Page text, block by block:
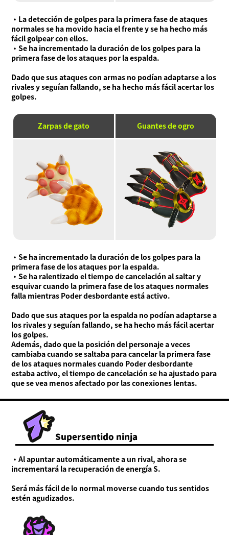
・La detección de golpes para la primera fase de ataques
normales se ha movido hacia el frente y se ha hecho más
fácil golpear con ellos.
・Se ha incrementado la duración de los golpes para la
primera fase de los ataques por la espalda.
Dado que sus ataques con armas no podían adaptarse a los
rivales y seguían fallando, se ha hecho más fácil acertar los
golpes.
Zarpas de gato Guantes de ogro
・Se ha incrementado la duración de los golpes para la
primera fase de los ataques por la espalda.
・Se ha ralentizado el tiempo de cancelación al saltar y
esquivar cuando la primera fase de los ataques normales
falla mientras Poder desbordante está activo.
Dado que sus ataques por la espalda no podían adaptarse a
los rivales y seguían fallando, se ha hecho más fácil acertar
los golpes.
Además, dado que la posición del personaje a veces
cambiaba cuando se saltaba para cancelar la primera fase
de los ataques normales cuando Poder desbordante
estaba activo, el tiempo de cancelación se ha ajustado para
que se vea menos afectado por las conexiones lentas.
Supersentido ninja
・Al apuntar automáticamente a un rival, ahora se
incrementará la recuperación de energía S.
Será más fácil de lo normal moverse cuando tus sentidos
estén agudizados.